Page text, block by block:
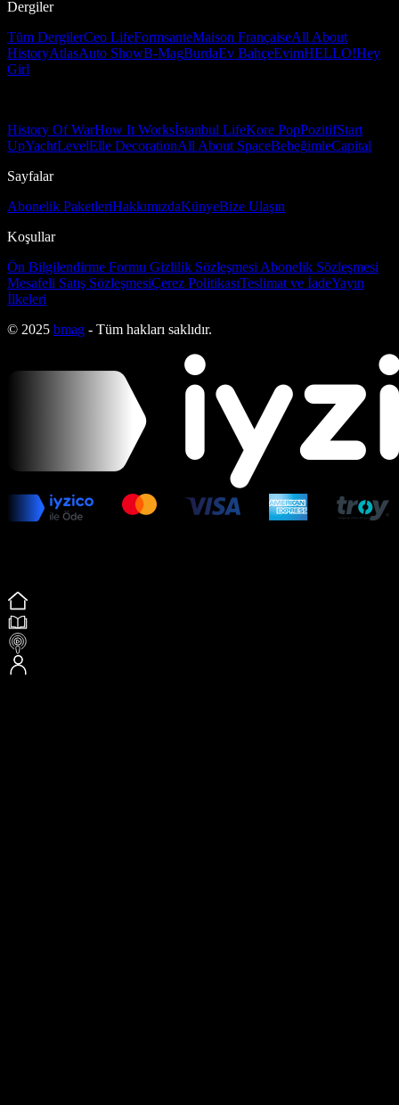
Dergiler
Tüm DergilerCeo LifeFormsanteMaison FrançaiseAll About
HistoryAtlasAuto ShowB-MagBurdaEv BahçeEvimHELLO!Hey
Girl
History Of WarHow It Worksİstanbul LifeKore PopPozitifStart
UpYachtLevelElle DecorationAll About SpaceBebeğimleCapital
Sayfalar
Abonelik PaketleriHakkımızdaKünyeBize Ulaşın
Koşullar
Ön Bilgilendirme Formu Gizlilik Sözleşmesi Abonelik Sözleşmesi
Mesafeli Satış SözleşmesiÇerez PolitikasıTeslimat ve İadeYayın
İlkeleri
© 2025 bmag - Tüm hakları saklıdır.